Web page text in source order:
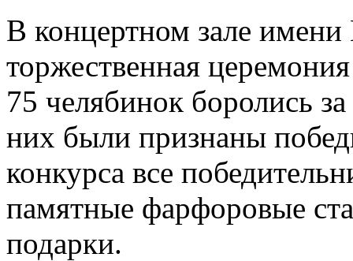
В концертном зале имени
торжественная
75 челябинок боролись
них были признаны
конкурса все
памятные фарфоровые
подарки.